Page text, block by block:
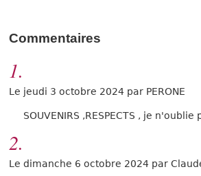
Commentaires
1.
Le jeudi 3 octobre 2024 par PERONE
SOUVENIRS ,RESPECTS , je n'oublie
2.
Le dimanche 6 octobre 2024 par